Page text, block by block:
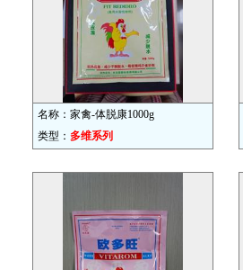
名称：家禽-体脱康1000g
类型： 多维系列